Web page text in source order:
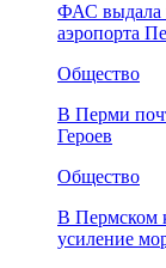
ФАС выдала
аэропорта
Общество
В Перми
Героев
Общество
В Пермском
усиление